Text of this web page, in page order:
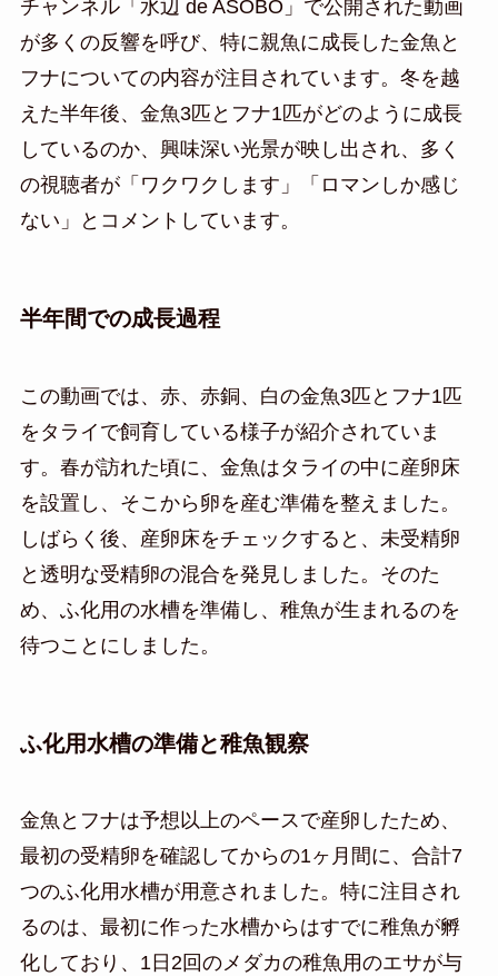
チャンネル「水辺 de ASOBO」で公開された動画
が多くの反響を呼び、特に親魚に成長した金魚と
フナについての内容が注目されています。冬を越
えた半年後、金魚3匹とフナ1匹がどのように成長
しているのか、興味深い光景が映し出され、多く
の視聴者が「ワクワクします」「ロマンしか感じ
ない」とコメントしています。
半年間での成長過程
この動画では、赤、赤銅、白の金魚3匹とフナ1匹
をタライで飼育している様子が紹介されていま
す。春が訪れた頃に、金魚はタライの中に産卵床
を設置し、そこから卵を産む準備を整えました。
しばらく後、産卵床をチェックすると、未受精卵
と透明な受精卵の混合を発見しました。そのた
め、ふ化用の水槽を準備し、稚魚が生まれるのを
待つことにしました。
ふ化用水槽の準備と稚魚観察
金魚とフナは予想以上のペースで産卵したため、
最初の受精卵を確認してからの1ヶ月間に、合計7
つのふ化用水槽が用意されました。特に注目され
るのは、最初に作った水槽からはすでに稚魚が孵
化しており、1日2回のメダカの稚魚用のエサが与